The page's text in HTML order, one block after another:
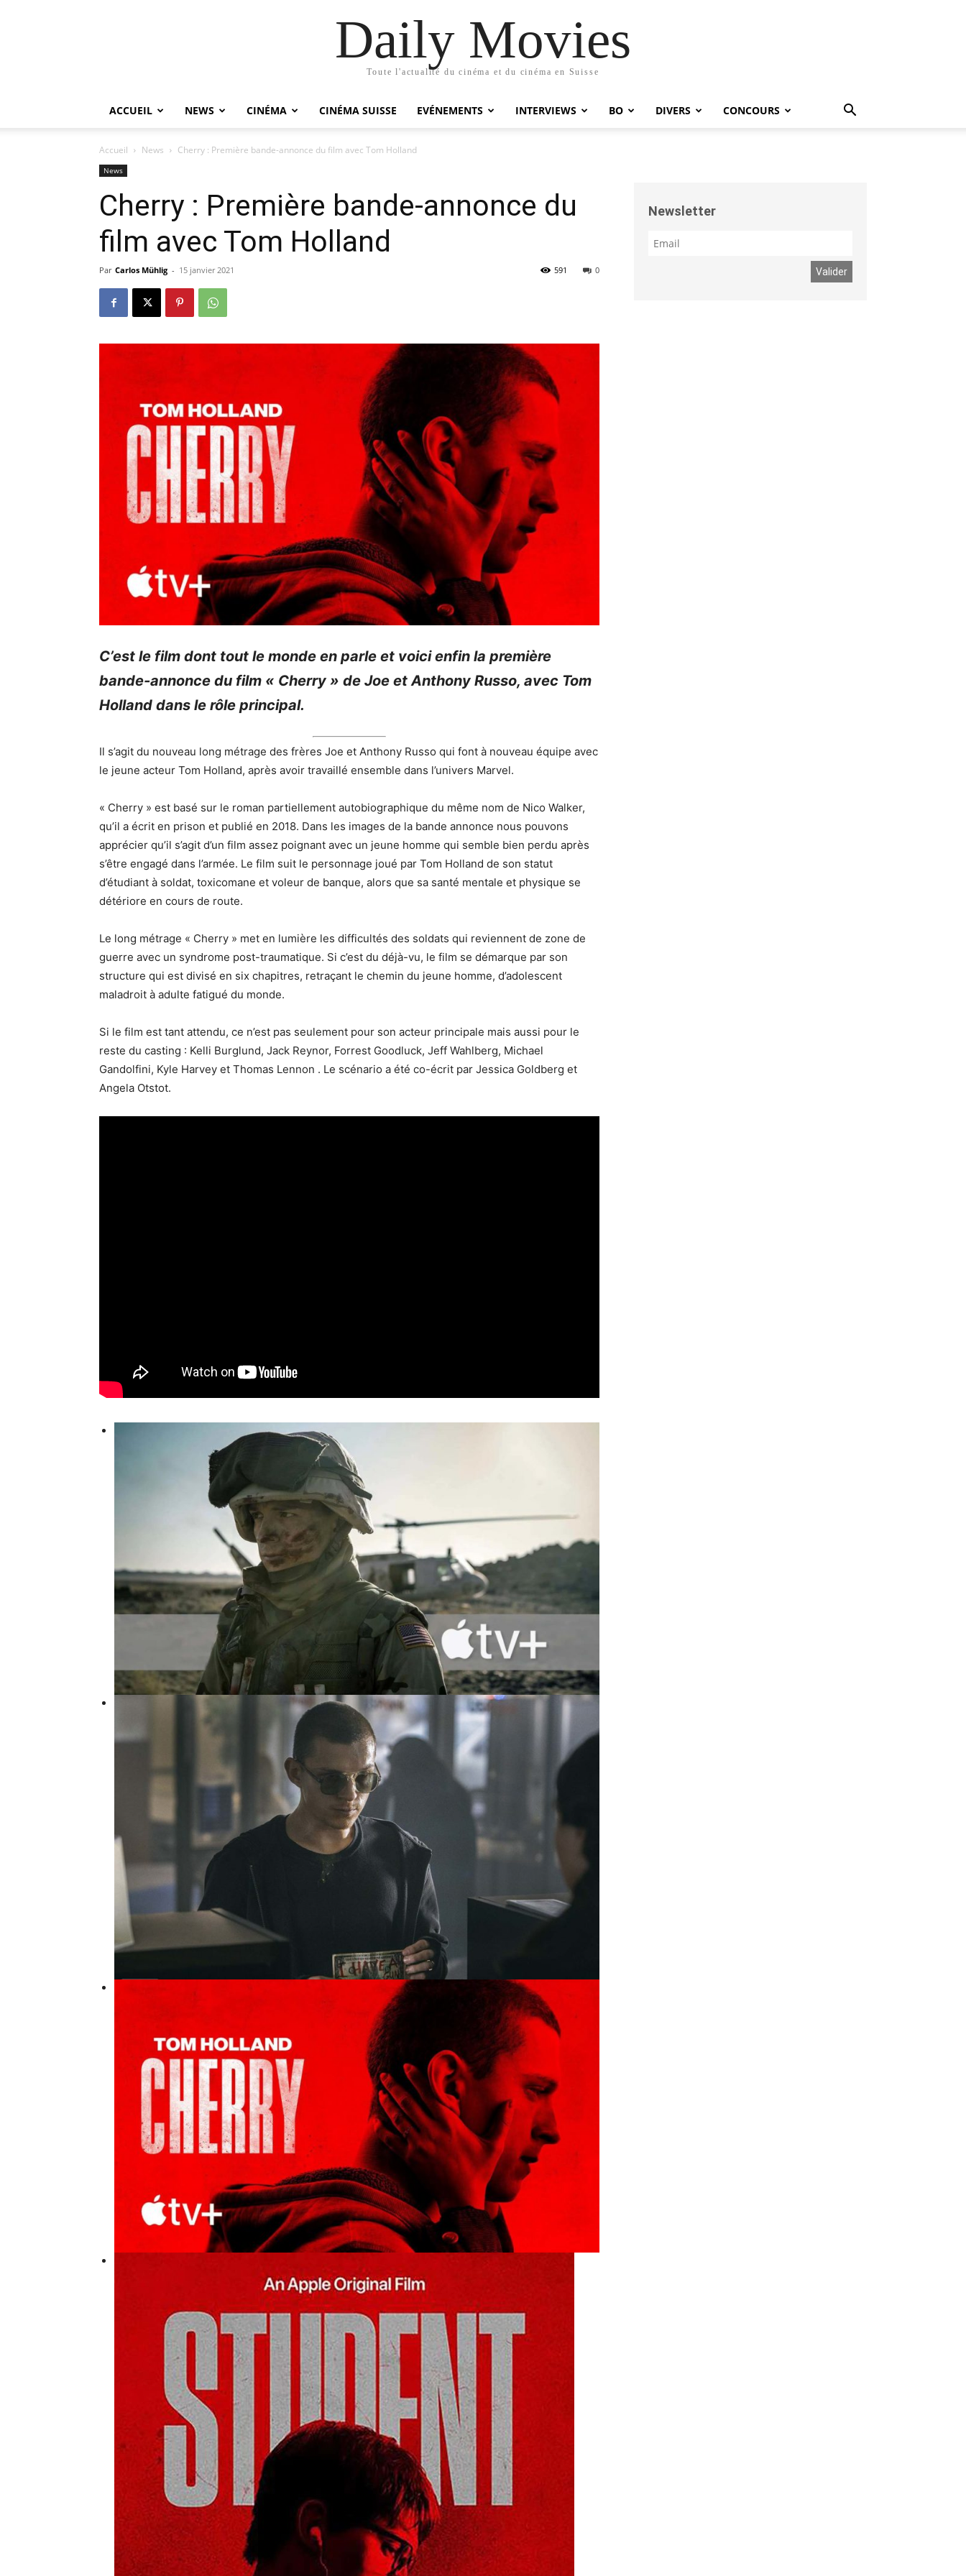
Daily Movies
Toute l'actualité du cinéma et du cinéma en Suisse
ACCUEIL NEWS CINÉMA CINÉMA SUISSE EVÉNEMENTS INTERVIEWS BO DIVERS CONCOURS
Accueil News Cherry : Première bande-annonce du film avec Tom Holland
News
Cherry : Première bande-annonce du
film avec Tom Holland
Par Carlos Mühlig - 15 janvier 2021 0
591
C’est le film dont tout le monde en parle et voici enfin la première
bande-annonce du film « Cherry » de Joe et Anthony Russo, avec Tom
Holland dans le rôle principal.
Il s’agit du nouveau long métrage des frères Joe et Anthony Russo qui font à nouveau équipe avec
le jeune acteur Tom Holland, après avoir travaillé ensemble dans l’univers Marvel.
« Cherry » est basé sur le roman partiellement autobiographique du même nom de Nico Walker,
qu’il a écrit en prison et publié en 2018. Dans les images de la bande annonce nous pouvons
apprécier qu’il s’agit d’un film assez poignant avec un jeune homme qui semble bien perdu après
s’être engagé dans l’armée. Le film suit le personnage joué par Tom Holland de son statut
d’étudiant à soldat, toxicomane et voleur de banque, alors que sa santé mentale et physique se
détériore en cours de route.
Le long métrage « Cherry » met en lumière les difficultés des soldats qui reviennent de zone de
guerre avec un syndrome post-traumatique. Si c’est du déjà-vu, le film se démarque par son
structure qui est divisé en six chapitres, retraçant le chemin du jeune homme, d’adolescent
maladroit à adulte fatigué du monde.
Si le film est tant attendu, ce n’est pas seulement pour son acteur principale mais aussi pour le
reste du casting : Kelli Burglund, Jack Reynor, Forrest Goodluck, Jeff Wahlberg, Michael
Gandolfini, Kyle Harvey et Thomas Lennon . Le scénario a été co-écrit par Jessica Goldberg et
Angela Otstot.
Newsletter